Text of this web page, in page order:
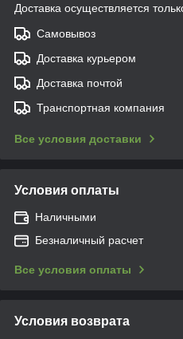
Доставка осуществляется
Самовывоз
Доставка курьером
Доставка почтой
Транспортная компания
Все условия доставки
Условия оплаты
Наличными
Безналичный расчет
Все условия оплаты
Условия возврата